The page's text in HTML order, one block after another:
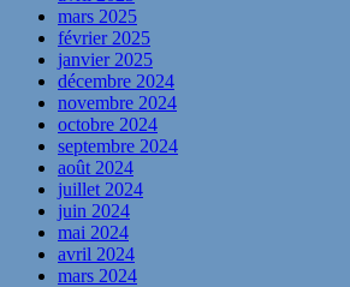
mars 2025
février 2025
janvier 2025
décembre 2024
novembre 2024
octobre 2024
septembre 2024
août 2024
juillet 2024
juin 2024
mai 2024
avril 2024
mars 2024